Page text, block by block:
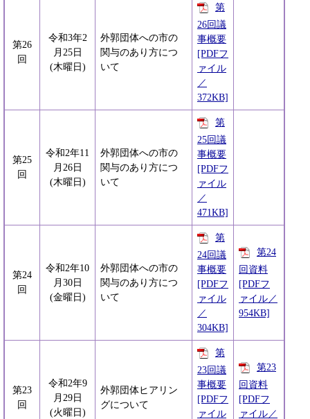
第26
回
令和3年2
月25日
(木曜日)
外郭団体への市の
関与のあり方につ
いて
第
26回議
事概要
[PDFフ
ァイル
／
372KB]
第25
回
令和2年11
月26日
(木曜日)
外郭団体への市の
関与のあり方につ
いて
第
25回議
事概要
[PDFフ
ァイル
／
471KB]
第24
回
令和2年10
月30日
(金曜日)
外郭団体への市の
関与のあり方につ
いて
第
24回議
事概要
[PDFフ
ァイル
／
304KB]
第24
回資料
[PDFフ
ァイル／
954KB]
第23
回
令和2年9
月29日
(火曜日)
外郭団体ヒアリン
グについて
第
23回議
事概要
[PDFフ
ァイル
第23
回資料
[PDFフ
ァイル／